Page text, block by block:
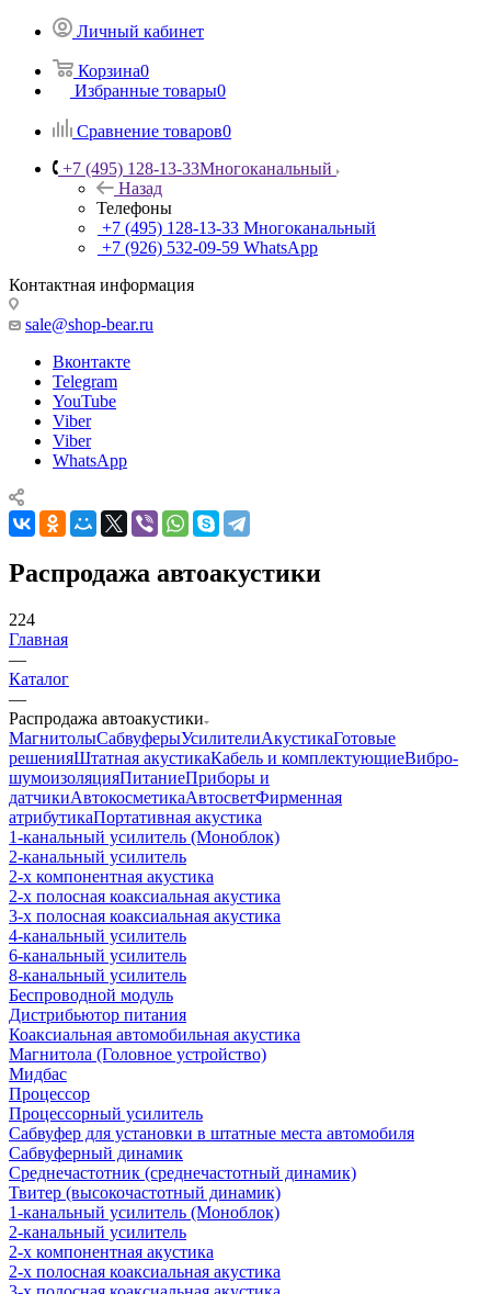
Личный кабинет
Корзина0
Избранные товары0
Сравнение товаров0
+7 (495) 128-13-33Многоканальный
Назад
Телефоны
+7 (495) 128-13-33 Многоканальный
+7 (926) 532-09-59 WhatsApp
Контактная информация
sale@shop-bear.ru
Вконтакте
Telegram
YouTube
Viber
Viber
WhatsApp
Распродажа автоакустики
224
Главная
—
Каталог
—
Распродажа автоакустики
МагнитолыСабвуферыУсилителиАкустикаГотовые
решенияШтатная акустикаКабель и комплектующиеВибро-
шумоизоляцияПитаниеПриборы и
датчикиАвтокосметикаАвтосветФирменная
атрибутикаПортативная акустика
1-канальный усилитель (Моноблок)
2-канальный усилитель
2-х компонентная акустика
2-х полосная коаксиальная акустика
3-х полосная коаксиальная акустика
4-канальный усилитель
6-канальный усилитель
8-канальный усилитель
Беспроводной модуль
Дистрибьютор питания
Коаксиальная автомобильная акустика
Магнитола (Головное устройство)
Мидбас
Процессор
Процессорный усилитель
Сабвуфер для установки в штатные места автомобиля
Сабвуферный динамик
Среднечастотник (среднечастотный динамик)
Твитер (высокочастотный динамик)
1-канальный усилитель (Моноблок)
2-канальный усилитель
2-х компонентная акустика
2-х полосная коаксиальная акустика